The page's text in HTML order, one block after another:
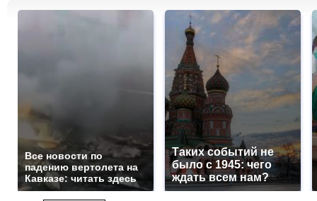
Все новости по
падению вертолета на
Кавказе: читать здесь
Таких событий не
было с 1945: чего
ждать всем нам?